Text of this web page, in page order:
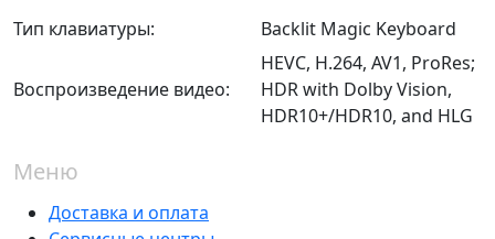
Тип клавиатуры:
Backlit Magic Keyboard
Воспроизведение видео:
HEVC, H.264, AV1, ProRes;
HDR with Dolby Vision,
HDR10+/HDR10, and HLG
Меню
Доставка и оплата